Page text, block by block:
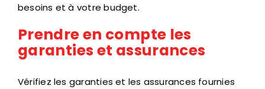
besoins et à votre budget.
Prendre en compte les
garanties et assurances
Vérifiez les garanties et les assurances fournies